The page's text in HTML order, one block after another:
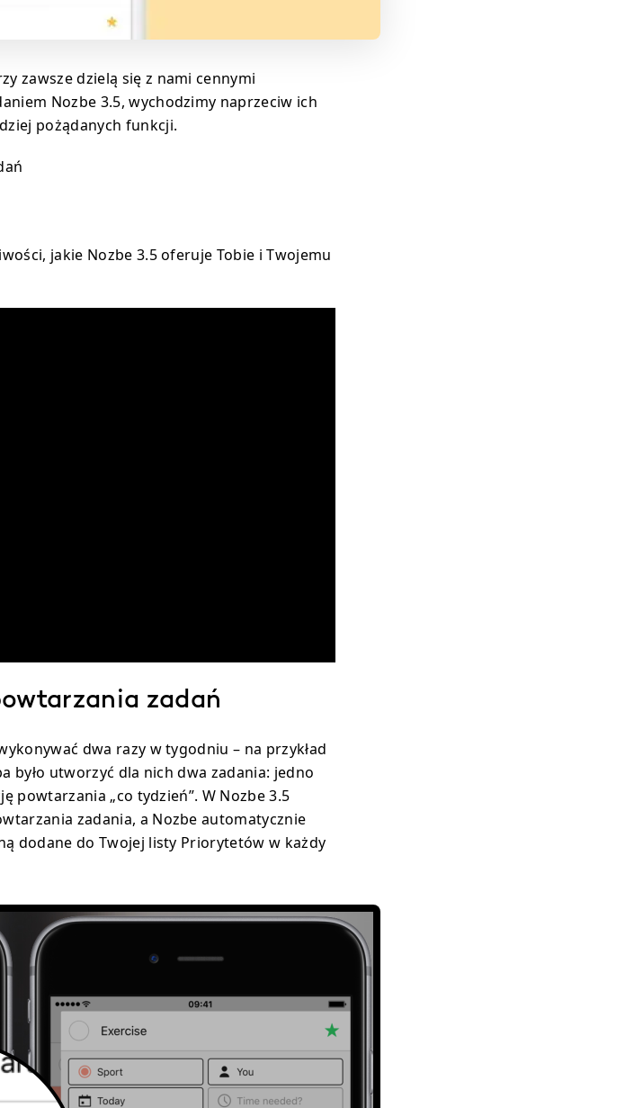
zawsze dzielą się z nami cennymi
Nozbe 3.5, wychodzimy naprzeciw ich
pożądanych funkcji.
jakie Nozbe 3.5 oferuje Tobie i Twojemu
zadań
dwa razy w tygodniu – na przykład
było utworzyć dla nich dwa zadania: jedno
powtarzania „co tydzień”. W Nozbe 3.5
zadania, a Nozbe automatycznie
dodane do Twojej listy Priorytetów w każdy